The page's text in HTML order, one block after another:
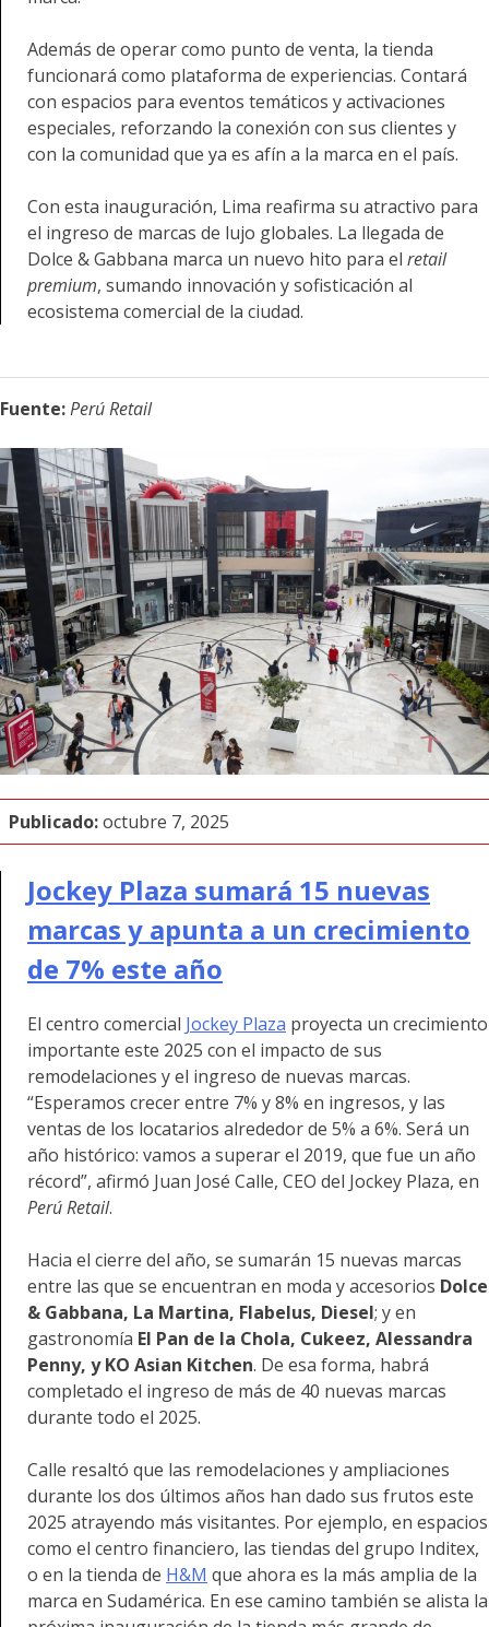
Además de operar como punto de venta, la tienda
funcionará como plataforma de experiencias. Contará
con espacios para eventos temáticos y activaciones
especiales, reforzando la conexión con sus clientes y
con la comunidad que ya es afín a la marca en el país.
Con esta inauguración, Lima reafirma su atractivo para
el ingreso de marcas de lujo globales. La llegada de
Dolce & Gabbana marca un nuevo hito para el retail
premium, sumando innovación y sofisticación al
ecosistema comercial de la ciudad.
Fuente:Perú Retail
Publicado:octubre 7, 2025
Jockey Plaza sumará 15 nuevas
marcas y apunta a un crecimiento
de 7% este año
El centro comercial Jockey Plaza proyecta un crecimiento
importante este 2025 con el impacto de sus
remodelaciones y el ingreso de nuevas marcas.
“Esperamos crecer entre 7% y 8% en ingresos, y las
ventas de los locatarios alrededor de 5% a 6%. Será un
año histórico: vamos a superar el 2019, que fue un año
récord”, afirmó Juan José Calle, CEO del Jockey Plaza, en
Perú Retail.
Hacia el cierre del año, se sumarán 15 nuevas marcas
entre las que se encuentran en moda y accesorios Dolce
& Gabbana, La Martina, Flabelus, Diesel; y en
gastronomía El Pan de la Chola, Cukeez, Alessandra
Penny, y KO Asian Kitchen. De esa forma, habrá
completado el ingreso de más de 40 nuevas marcas
durante todo el 2025.
Calle resaltó que las remodelaciones y ampliaciones
durante los dos últimos años han dado sus frutos este
2025 atrayendo más visitantes. Por ejemplo, en espacios
como el centro financiero, las tiendas del grupo Inditex,
o en la tienda de H&M que ahora es la más amplia de la
marca en Sudamérica. En ese camino también se alista la